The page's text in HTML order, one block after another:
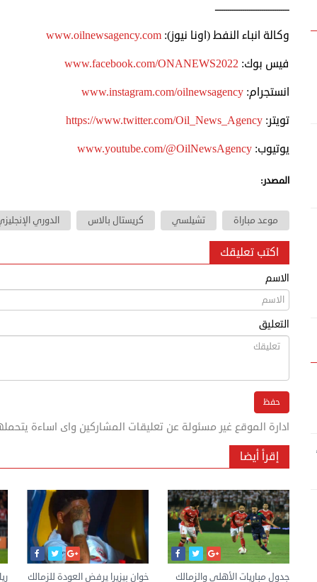
ـــــــــــــــــــــــــــــــــــ
وكالة انباء النفط (اونا نيوز): www.oilnewsagency.com
فيس بوك: www.facebook.com/ONANEWS2022
انستجرام: www.instagram.com/oilnewsagency
تويتر: https://www.twitter.com/Oil_News_Agency
يوتيوب: www.youtube.com/@OilNewsAgency
المصدر:
موعد مباراة تشيلسي كريستال بالاس الدوري
اكتب تعليقك
الاسم
التعليق
ادارة الموقع غير مسئولة عن تعليقات المشاركين واى اساءة
إقرأ أيضا
خوان بيزيرا يرفض العودة للزمالك
جدول مباريات الأهلي والزمالك